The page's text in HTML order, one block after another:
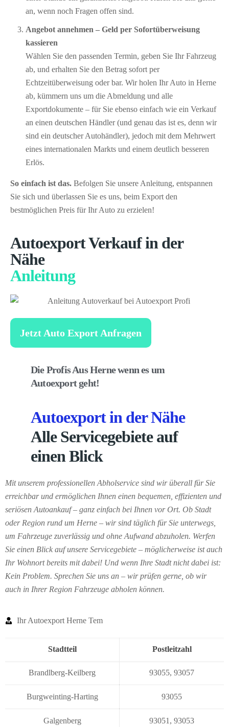
an, wenn noch Fragen offen sind.
Angebot annehmen – Geld per Sofort­überweisung
kassieren
Wählen Sie den passenden Termin, geben Sie Ihr Fahrzeug
ab, und erhalten Sie den Betrag sofort per
Echtzeitüberweisung oder bar. Wir holen Ihr Auto in Herne
ab, kümmern uns um die Abmeldung und alle
Exportdokumente – für Sie ebenso einfach wie ein Verkauf
an einen deutschen Händler (und genau das ist es, denn wir
sind ein deutscher Autohändler), jedoch mit dem Mehrwert
eines internationalen Markts und einem deutlich besseren
Erlös.
So einfach ist das. Befolgen Sie unsere Anleitung, entspannen
Sie sich und überlassen Sie es uns, beim Export den
bestmöglichen Preis für Ihr Auto zu erzielen!
Autoexport Verkauf in der
Nähe
Anleitung
Jetzt Auto Export Anfragen
Die Profis Aus Herne wenn es um
Autoexport geht!
Autoexport in der Nähe
Alle Servicegebiete auf
einen Blick
Mit unserem professionellen Abholservice sind wir überall für Sie
erreichbar und ermöglichen Ihnen einen bequemen, effizienten und
seriösen Autoankauf – ganz einfach bei Ihnen vor Ort. Ob Stadt
oder Region rund um Herne – wir sind täglich für Sie unterwegs,
um Fahrzeuge zuverlässig und ohne Aufwand abzuholen. Werfen
Sie einen Blick auf unsere Servicegebiete – möglicherweise ist auch
Ihr Wohnort bereits mit dabei! Und wenn Ihre Stadt nicht dabei ist:
Kein Problem. Sprechen Sie uns an – wir prüfen gerne, ob wir
auch in Ihrer Region Fahrzeuge abholen können.
Ihr Autoexport Herne Tem
Stadtteil Postleitzahl
Brandlberg-Keilberg 93055, 93057
Burgweinting-Harting 93055
Galgenberg 93051 , 93053